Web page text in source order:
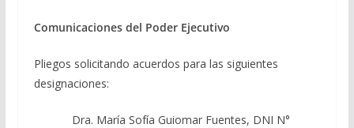
Comunicaciones del Poder Ejecutivo
Pliegos solicitando acuerdos para las siguientes
designaciones:
Dra. María Sofía Guiomar Fuentes, DNI N°